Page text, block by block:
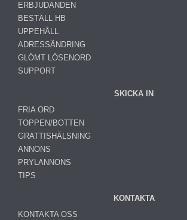
ERBJUDANDEN
BESTÄLL HB
UPPEHÅLL
ADRESSÄNDRING
GLÖMT LÖSENORD
SUPPORT
SKICKA IN
FRIA ORD
TOPPEN/BOTTEN
GRATTISHÄLSNING
ANNONS
PRYLANNONS
TIPS
KONTAKTA
KONTAKTA OSS